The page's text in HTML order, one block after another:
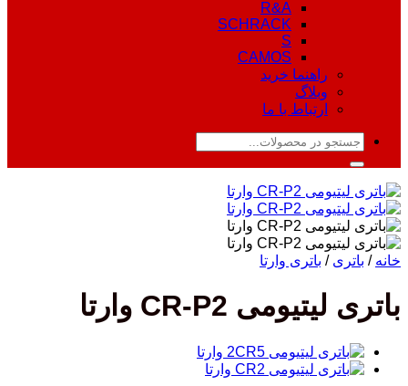
R&A
SCHRACK
S
CAMOS
راهنما خرید
وبلاگ
ارتباط با ما
جستجو
خانه / باتری / باتری وارتا
باتری لیتیومی CR-P2 وارتا